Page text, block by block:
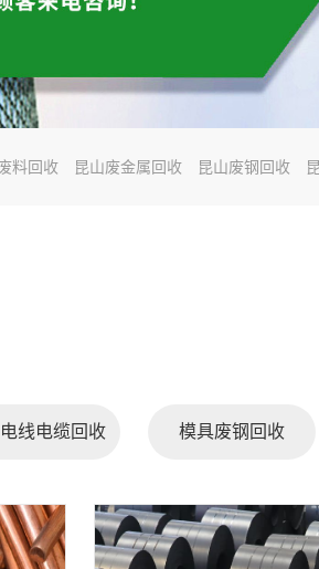
料回收 昆山废金属回收 昆山废钢回收
线电缆回收 模具废钢回收